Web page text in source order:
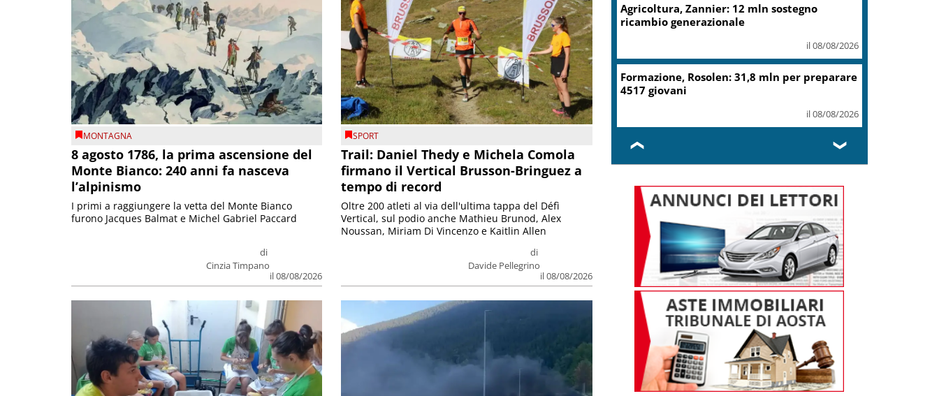
MONTAGNA
8 agosto 1786, la prima ascensione del
Monte Bianco: 240 anni fa nasceva
l’alpinismo
di
Cinzia Timpano
il 08/08/2026
I primi a raggiungere la vetta del Monte Bianco
furono Jacques Balmat e Michel Gabriel Paccard
SPORT
Trail: Daniel Thedy e Michela Comola
firmano il Vertical Brusson-Bringuez a
tempo di record
di
Davide Pellegrino
il 08/08/2026
Oltre 200 atleti al via dell'ultima tappa del Défì
Vertical, sul podio anche Mathieu Brunod, Alex
Noussan, Miriam Di Vincenzo e Kaitlin Allen
Bulgaria: drone proveniente
da Romania esploso in nostro
il 08/08/2026
il 08/08/2026